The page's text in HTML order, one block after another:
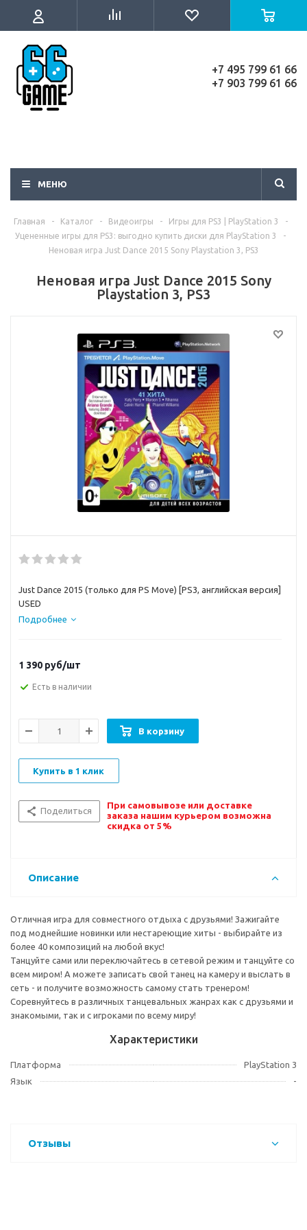
+7 495 799 61 66
+7 903 799 61 66
МЕНЮ
Главная - Каталог - Видеоигры - Игры для PS3 | PlayStation 3
-
Уцененные игры для PS3: выгодно купить диски для PlayStation 3
-
Неновая игра Just Dance 2015 Sony Playstation 3, PS3
Неновая игра Just Dance 2015 Sony
Playstation 3, PS3
Just Dance 2015 (только для PS Move) [PS3, английская версия]
USED
Подробнее
1 390 руб/шт
Есть в наличии
В корзину
Купить в 1 клик
Поделиться
При самовывозе или доставке
заказа нашим курьером возможна
скидка от 5%
Описание
Отличная игра для совместного отдыха с друзьями! Зажигайте
под моднейшие новинки или нестареющие хиты - выбирайте из
более 40 композиций на любой вкус!
Танцуйте сами или переключайтесь в сетевой режим и танцуйте со
всем миром! А можете записать свой танец на камеру и выслать в
сеть - и получите возможность самому стать тренером!
Соревнуйтесь в различных танцевальных жанрах как с друзьями и
знакомыми, так и с игроками по всему миру!
Характеристики
Платформа
PlayStation 3
Язык
-
Отзывы